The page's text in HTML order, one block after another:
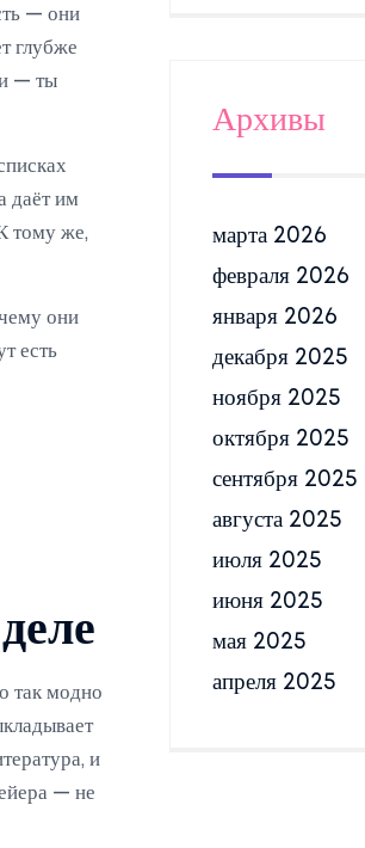
— они
глубже
— ты
даёт им
тому же,
они
есть
так модно
и
— не
Архивы
марта 2026
февраля 2026
января 2026
декабря 2025
ноября 2025
октября 2025
сентября 2025
августа 2025
июля 2025
июня 2025
мая 2025
апреля 2025